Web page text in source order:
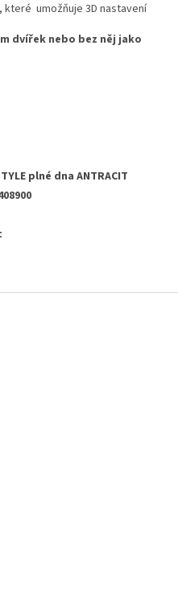
umožňuje 3D nastavení
dvířek nebo bez něj jako
plné dna ANTRACIT